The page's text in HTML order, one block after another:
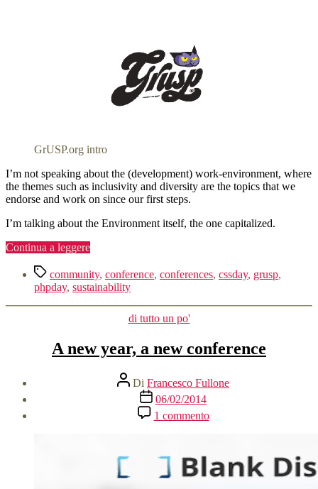
GrUSP.org intro
I’m not speaking about the (development) work-environment, where
the themes such as inclusivity and diversity are the topics that we
endorse and work on since our first steps.
I’m talking about the Environment itself, the one capitalized.
Continua a leggere“Small
for
a
(conference)
Environment”
Tag community, conference, conferences, cssday, grusp,
phpday, sustainability
Categorie
di tutto un po'
A new year, a new conference
Autore
articolo
Di Francesco Fullone
Data
dell'articolo
06/02/2014
1 commentosu
A
a
new